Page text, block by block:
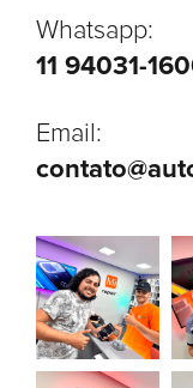
Whatsapp:
11 94031-
Email: